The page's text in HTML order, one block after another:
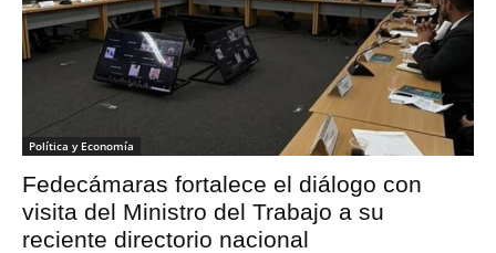
Política y Economía
Fedecámaras fortalece el diálogo con
visita del Ministro del Trabajo a su
reciente directorio nacional